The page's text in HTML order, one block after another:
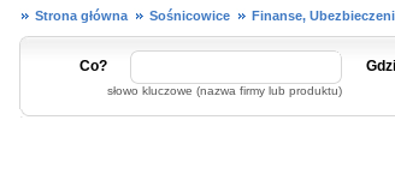
Strona główna Sośnicowice Finanse,
Co?
słowo kluczowe (nazwa firmy lub produktu)